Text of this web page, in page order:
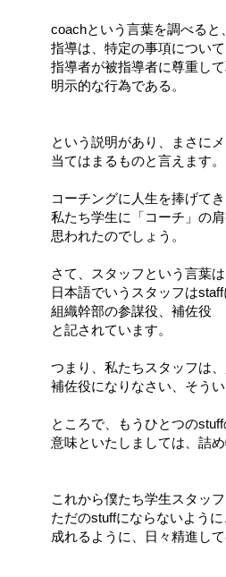
coachという言葉を調べると
指導は、特定の事項につい
指導者が被指導者に尊重し
明示的な行為である。
という説明があり、まさに
当てはまるものと言えます。
コーチングに人生を捧げて
私たち学生に「コーチ」の
思われたのでしょう。
さて、スタッフという言葉
日本語でいうスタッフは
組織幹部の参謀役、補佐役
と記されています。
つまり、私たちスタッフは
補佐役になりなさい、そう
ところで、もうひとつの
意味といたしましては、詰
これから僕たち学生スタッ
ただのstuffにならないよう
成れるように、日々精進し